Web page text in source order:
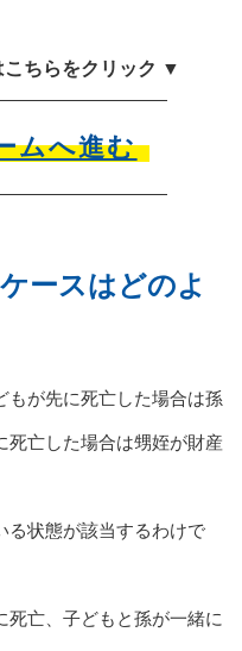
ちらをクリック ▼
ムへ進む
ースはどのよ
もが先に死亡した場合は孫
死亡した場合は甥姪が財産
る状態が該当するわけで
亡、子どもと孫が一緒に